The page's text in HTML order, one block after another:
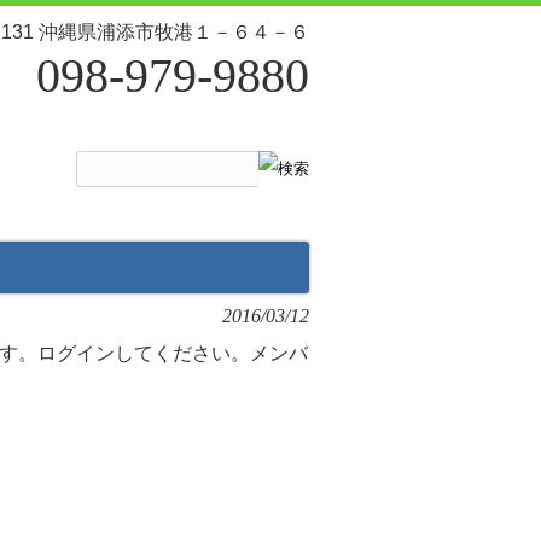
沖縄県浦添市牧港１－６４－６
098-979-9880
2016/03/12
。ログインしてください。メンバ